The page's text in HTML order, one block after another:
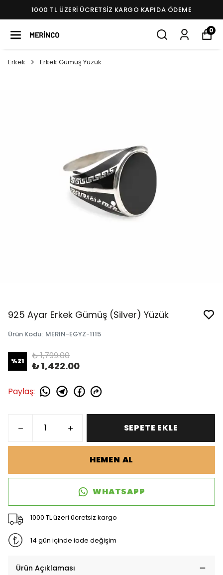
1000 TL ÜZERI ÜCRETSIZ KARGO KAPIDA ÖDEME
0
Erkek Erkek Gümüş Yüzük
925 Ayar Erkek Gümüş (Silver) Yüzük
Ürün Kodu: MERIN-EGYZ-1115
%21 ₺ 1,799.00
₺ 1,422.00
Paylaş:
SEPETE EKLE
HEMEN AL
WHATSAPP
1000 TL üzeri ücretsiz kargo
14 gün içinde iade değişim
Ürün Açıklaması